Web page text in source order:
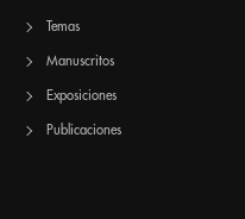
Temas
Manuscritos
Exposiciones
Publicaciones